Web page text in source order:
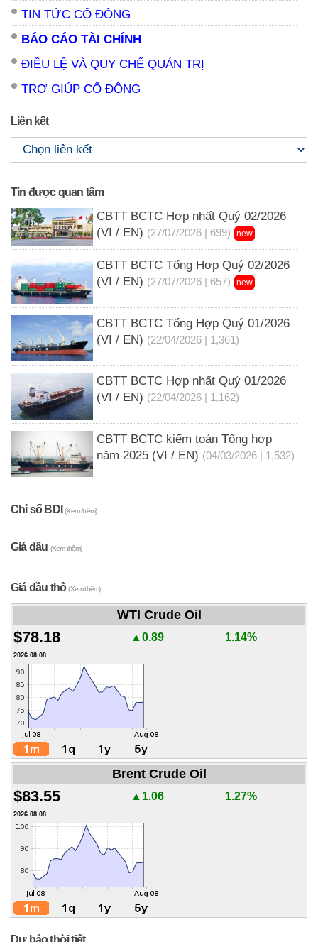
TIN TỨC CỔ ĐÔNG
BÁO CÁO TÀI CHÍNH
ĐIỀU LỆ VÀ QUY CHẾ QUẢN TRỊ
TRỢ GIÚP CỔ ĐÔNG
Liên kết
Tin được quan tâm
CBTT BCTC Hợp nhất Quý 02/2026
(VI / EN) (27/07/2026 | 699) new
CBTT BCTC Tổng Hợp Quý 02/2026
(VI / EN) (27/07/2026 | 657) new
CBTT BCTC Tổng Hợp Quý 01/2026
(VI / EN) (22/04/2026 | 1,361)
CBTT BCTC Hợp nhất Quý 01/2026
(VI / EN) (22/04/2026 | 1,162)
CBTT BCTC kiểm toán Tổng hợp
năm 2025 (VI / EN) (04/03/2026 | 1,532)
Chỉ số BDI(Xem thêm)
Giá dầu (Xem thêm)
Giá dầu thô(Xem thêm)
WTI Crude Oil
$78.18 ▲0.89 1.14%
2026.08.08
Brent Crude Oil
$83.55 ▲1.06 1.27%
2026.08.08
Dự báo thời tiết